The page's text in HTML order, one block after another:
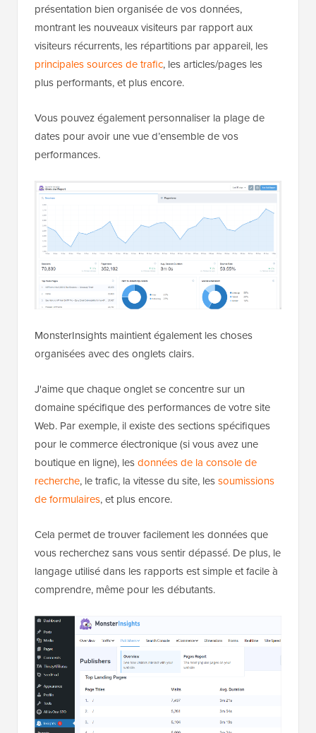
présentation bien organisée de vos données,
montrant les nouveaux visiteurs par rapport aux
visiteurs récurrents, les répartitions par appareil, les
principales sources de trafic, les articles/pages les
plus performants, et plus encore.
Vous pouvez également personnaliser la plage de
dates pour avoir une vue d’ensemble de vos
performances.
MonsterInsights maintient également les choses
organisées avec des onglets clairs.
J'aime que chaque onglet se concentre sur un
domaine spécifique des performances de votre site
Web. Par exemple, il existe des sections spécifiques
pour le commerce électronique (si vous avez une
boutique en ligne), lesdonnées de la console de
recherche, le trafic, la vitesse du site, lessoumissions
de formulaires, et plus encore.
Cela permet de trouver facilement les données que
vous recherchez sans vous sentir dépassé. De plus, le
langage utilisé dans les rapports est simple et facile à
comprendre, même pour les débutants.